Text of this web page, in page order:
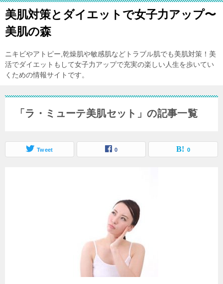
美肌対策とダイエットで女子力アップ〜
美肌の森
ニキビやアトピー,乾燥肌や敏感肌などトラブル肌でも美肌対策！美
活でダイエットもして女子力アップで充実の楽しい人生を歩いてい
くための情報サイトです。
「ラ・ミューテ美肌セット」の記事一覧
Tweet 0 0